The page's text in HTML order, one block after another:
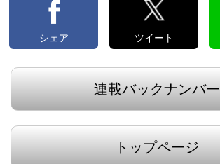
シェア ツイート
連載バックナンバー
トップページ